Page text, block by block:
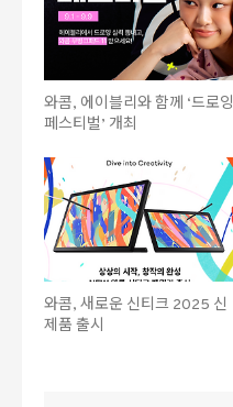
와콤, 에이블리와 함께 ‘드로잉
페스티벌’ 개최
와콤, 새로운 신티크 2025 신
제품 출시